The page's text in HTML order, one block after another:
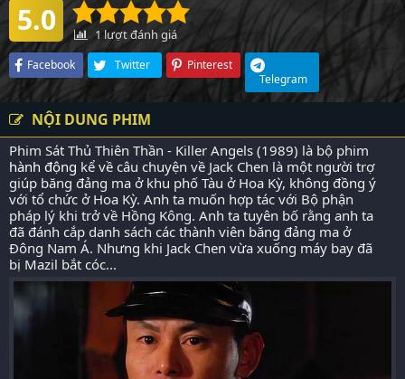
5.0 1 lượt đánh giá
Facebook Twitter
Pinterest
Telegram
NỘI DUNG PHIM
Phim Sát Thủ Thiên Thần - Killer Angels (1989) là bộ phim
hành động kể về câu chuyện về Jack Chen là một người trợ
giúp băng đảng ma ở khu phố Tàu ở Hoa Kỳ, không đồng ý
với tổ chức ở Hoa Kỳ. Anh ta muốn hợp tác với Bộ phận
pháp lý khi trở về Hồng Kông. Anh ta tuyên bố rằng anh ta
đã đánh cắp danh sách các thành viên băng đảng ma ở
Đông Nam Á. Nhưng khi Jack Chen vừa xuống máy bay đã
bị Mazil bắt cóc...